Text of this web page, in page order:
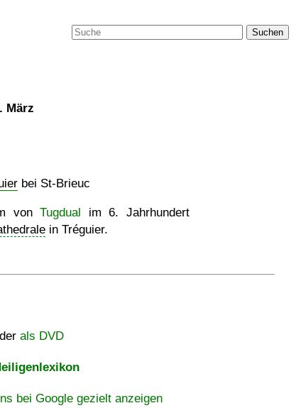
Suchen
März
bei St-Brieuc
vonTugdual im 6. Jahrhundert
in Tréguier.
als DVD
bei Google gezielt anzeigen